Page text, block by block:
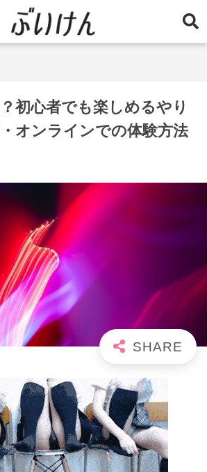
初心者でも楽しめるやり
オンラインでの体験方法